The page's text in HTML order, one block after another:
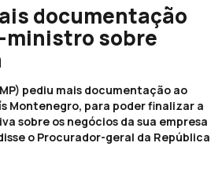
documentação
ministro sobre
pediu mais documentação ao
Montenegro, para poder finalizar a
sobre os negócios da sua empresa
o Procurador-geral da República